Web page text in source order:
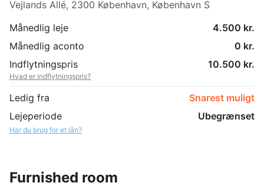
Vejlands Allé, 2300 København, København S
Månedlig leje
4.500 kr.
Månedlig aconto
0 kr.
Indflytningspris
10.500 kr.
Hvad er indflytningspris?
Ledig fra
Snarest muligt
Lejeperiode
Ubegrænset
Har du brug for et lån?
Furnished room